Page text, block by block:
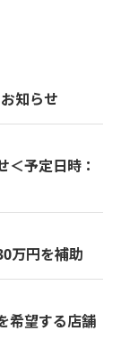
知らせ
＜予定日時：
万円を補助
希望する店舗